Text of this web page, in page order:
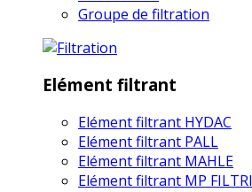
Groupe de filtration
Elément filtrant
Elément filtrant HYDAC
Elément filtrant PALL
Elément filtrant MAHLE
Elément filtrant MP FILTRI